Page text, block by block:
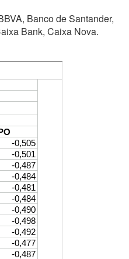
Banco de Santander,
Bank, Caixa Nova.